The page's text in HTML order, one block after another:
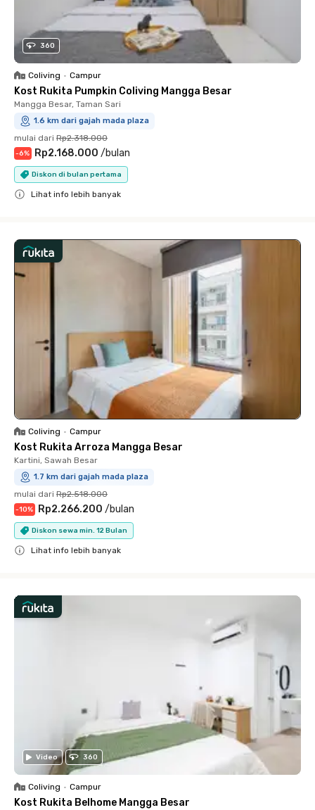
360
Coliving • Campur
Kost Rukita Pumpkin Coliving Mangga Besar
Mangga Besar, Taman Sari
1.6 km dari gajah mada plaza
mulai dari Rp2.318.000
-6% Rp2.168.000 /bulan
Diskon di bulan pertama
Lihat info lebih banyak
Coliving • Campur
Kost Rukita Arroza Mangga Besar
Kartini, Sawah Besar
1.7 km dari gajah mada plaza
mulai dari Rp2.518.000
-10% Rp2.266.200 /bulan
Diskon sewa min. 12 Bulan
Lihat info lebih banyak
Video 360
Coliving • Campur
Kost Rukita Belhome Mangga Besar